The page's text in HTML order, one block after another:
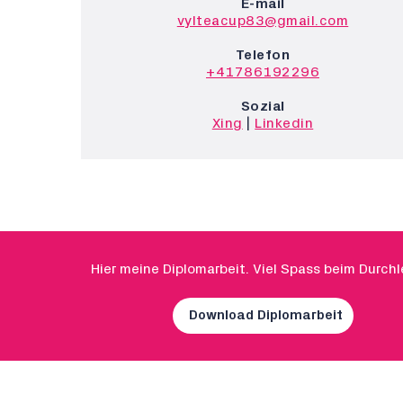
E-mail
vylteacup83@gmail.com
Telefon
+41786192296
Sozial
Xing
Linkedin
Hier meine Diplomarbeit. Viel Spass beim
Download Diplomarbeit